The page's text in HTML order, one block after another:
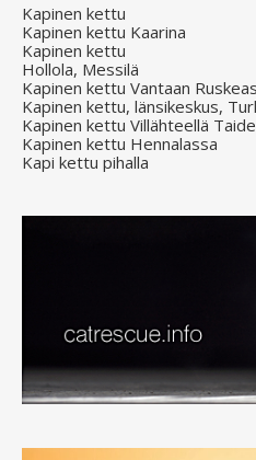
Kapinen kettu
Kapinen kettu Kaarina
Kapinen kettu
Hollola, Messilä
Kapinen kettu Vantaan
Kapinen kettu, länsikeskus,
Kapinen kettu Villähteellä
Kapinen kettu Hennalassa
Kapi kettu pihalla